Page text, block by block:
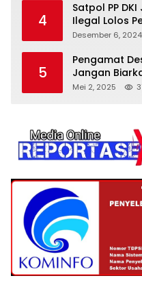
4
Satpol PP
Ilegal Lolos
Desember 6, 2024
5
Pengamat
Jangan
‘Spa
Mei 2, 2025